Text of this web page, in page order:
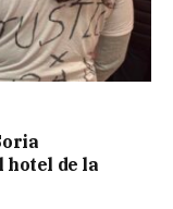
hotel de la